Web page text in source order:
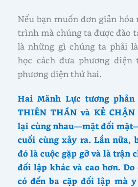
Nếu bạn muốn đơn giản
trình mà chúng ta được đào
là những gì chúng ta phải
học cách đưa phương
phương diện thứ hai.
Hai Mãnh Lực tương
THIÊN THẦN và KẺ CHẬN
lại cùng nhau—mặt đối
cuối cùng xảy ra. Lần nữa,
đó là cuộc gặp gỡ và là trận
đối lập khác và cao hơn.
có đến ba cặp đối lập mà